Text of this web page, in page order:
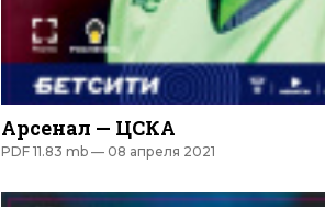
Арсенал — ЦСКА
PDF 11.83 mb — 08 апреля 2021